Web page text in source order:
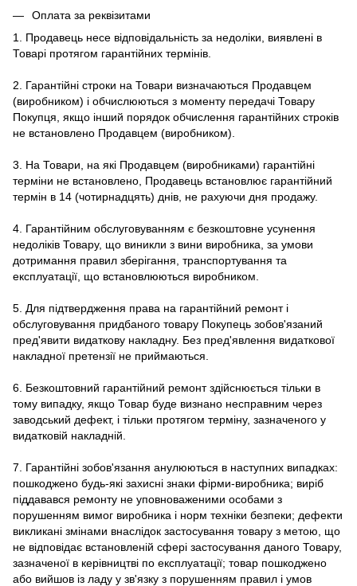
Оплата за реквізитами
1. Продавець несе відповідальність за недоліки, виявлені в
Товарі протягом гарантійних термінів.
2. Гарантійні строки на Товари визначаються Продавцем
(виробником) і обчислюються з моменту передачі Товару
Покупця, якщо інший порядок обчислення гарантійних строків
не встановлено Продавцем (виробником).
3. На Товари, на які Продавцем (виробниками) гарантійні
терміни не встановлено, Продавець встановлює гарантійний
термін в 14 (чотирнадцять) днів, не рахуючи дня продажу.
4. Гарантійним обслуговуванням є безкоштовне усунення
недоліків Товару, що виникли з вини виробника, за умови
дотримання правил зберігання, транспортування та
експлуатації, що встановлюються виробником.
5. Для підтвердження права на гарантійний ремонт і
обслуговування придбаного товару Покупець зобов'язаний
пред'явити видаткову накладну. Без пред'явлення видаткової
накладної претензії не приймаються.
6. Безкоштовний гарантійний ремонт здійснюється тільки в
тому випадку, якщо Товар буде визнано несправним через
заводський дефект, і тільки протягом терміну, зазначеного у
видатковій накладній.
7. Гарантійні зобов'язання анулюються в наступних випадках:
пошкоджено будь-які захисні знаки фірми-виробника; виріб
піддавався ремонту не уповноваженими особами з
порушенням вимог виробника і норм техніки безпеки; дефекти
викликані змінами внаслідок застосування товару з метою, що
не відповідає встановленій сфері застосування даного Товару,
зазначеної в керівництві по експлуатації; товар пошкоджено
або вийшов із ладу у зв'язку з порушенням правил і умов